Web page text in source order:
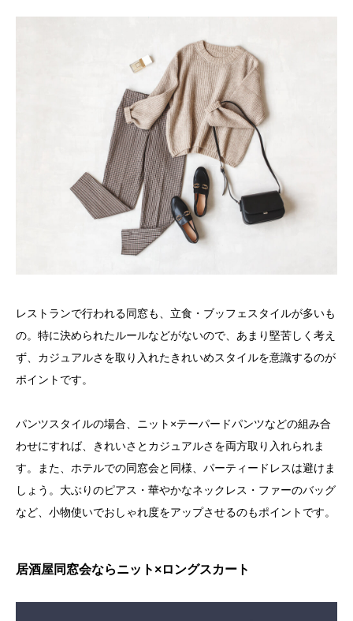
レストランで行われる同窓も、立食・ブッフェスタイルが多いも
の。特に決められたルールなどがないので、あまり堅苦しく考え
ず、カジュアルさを取り入れたきれいめスタイルを意識するのが
ポイントです。
パンツスタイルの場合、ニット×テーパードパンツなどの組み合
わせにすれば、きれいさとカジュアルさを両方取り入れられま
す。また、ホテルでの同窓会と同様、パーティードレスは避けま
しょう。大ぶりのピアス・華やかなネックレス・ファーのバッグ
など、小物使いでおしゃれ度をアップさせるのもポイントです。
居酒屋同窓会ならニット×ロングスカート